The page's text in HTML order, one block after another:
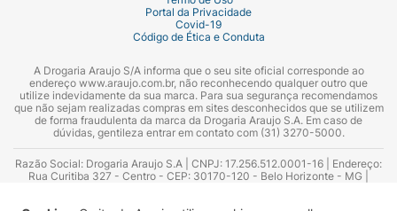
Portal da Privacidade
Covid-19
Código de Ética e Conduta
A Drogaria Araujo S/A informa que o seu site oficial corresponde ao
endereço www.araujo.com.br, não reconhecendo qualquer outro que
utilize indevidamente da sua marca. Para sua segurança recomendamos
que não sejam realizadas compras em sites desconhecidos que se utilizem
de forma fraudulenta da marca da Drogaria Araujo S.A. Em caso de
dúvidas, gentileza entrar em contato com (31) 3270-5000.
Razão Social: Drogaria Araujo S.A | CNPJ: 17.256.512.0001-16 | Endereço:
Rua Curitiba 327 - Centro - CEP: 30170-120 - Belo Horizonte - MG |